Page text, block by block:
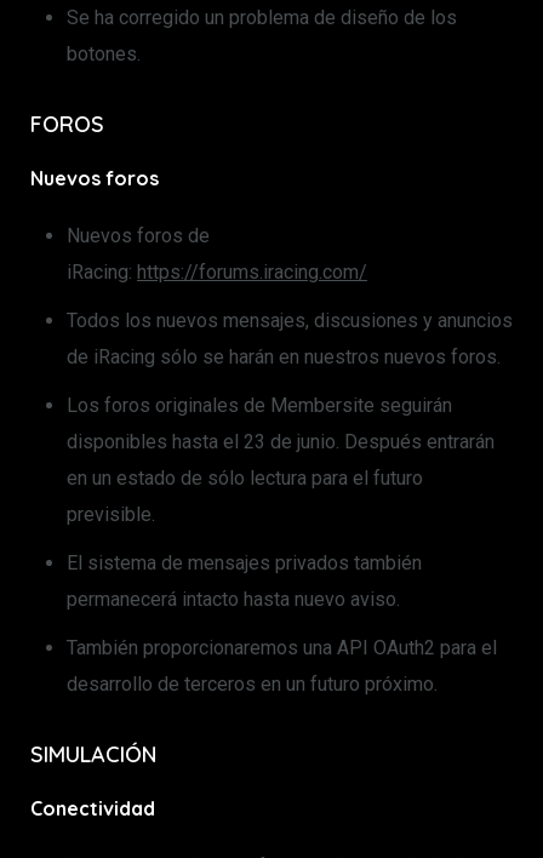
Se ha corregido un problema de diseño de los
botones.
FOROS
Nuevos foros
Nuevos foros de
iRacing: https://forums.iracing.com/
Todos los nuevos mensajes, discusiones y anuncios
de iRacing sólo se harán en nuestros nuevos foros.
Los foros originales de Membersite seguirán
disponibles hasta el 23 de junio. Después entrarán
en un estado de sólo lectura para el futuro
previsible.
El sistema de mensajes privados también
permanecerá intacto hasta nuevo aviso.
También proporcionaremos una API OAuth2 para el
desarrollo de terceros en un futuro próximo.
SIMULACIÓN
Conectividad